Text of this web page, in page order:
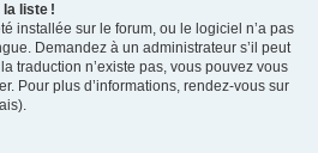
la liste !
installée sur le forum, ou le logiciel n’a pas
Demandez à un administrateur s’il peut
traduction n’existe pas, vous pouvez vous
Pour plus d’informations, rendez-vous sur